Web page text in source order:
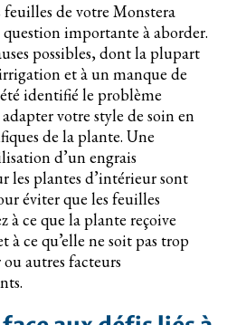
de votre Monstera
importante à aborder.
possibles, dont la plupart
et à un manque de
identifié le problème
votre style de soin en
de la plante. Une
d’un engrais
les plantes d’intérieur sont
éviter que les feuilles
à ce que la plante reçoive
ce qu’elle ne soit pas trop
ou autres facteurs